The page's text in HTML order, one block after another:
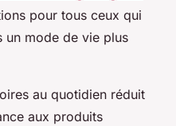
pour tous ceux qui
un mode de vie plus
au quotidien réduit
aux produits